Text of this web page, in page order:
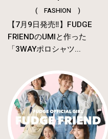
( FASHION )
【7月9日発売‼︎】FUDGE
FRIENDのUMIと作った
「3WAYポロシャツ...